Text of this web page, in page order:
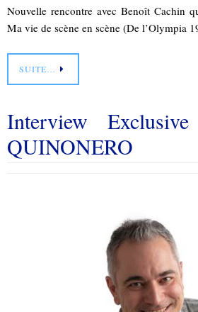
Nouvelle rencontre avec Benoît Cachin
Ma vie de scène en scène (De l’Olympia
SUITE…
Interview
QUINONERO